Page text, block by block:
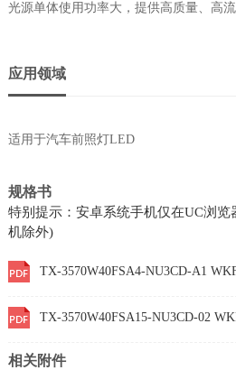
光源单体使用功率大，提供高质量、高
应用领域
适用于汽车前照灯LED
规格书
特别提示：安卓系统手机仅在UC浏
机除外)
TX-3570W40FSA4-NU3CD-A1
TX-3570W40FSA15-NU3CD-02
相关附件